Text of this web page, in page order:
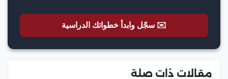
✉️ سجّل وابدأ خطواتك الدراسية
مقالات ذات صلة